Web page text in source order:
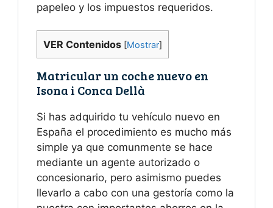
papeleo y los impuestos requeridos.
VER Contenidos [Mostrar]
Matricular un coche nuevo en
Isona i Conca Dellà
Si has adquirido tu vehículo nuevo en
España el procedimiento es mucho más
simple ya que comunmente se hace
mediante un agente autorizado o
concesionario, pero asimismo puedes
llevarlo a cabo con una gestoría como la